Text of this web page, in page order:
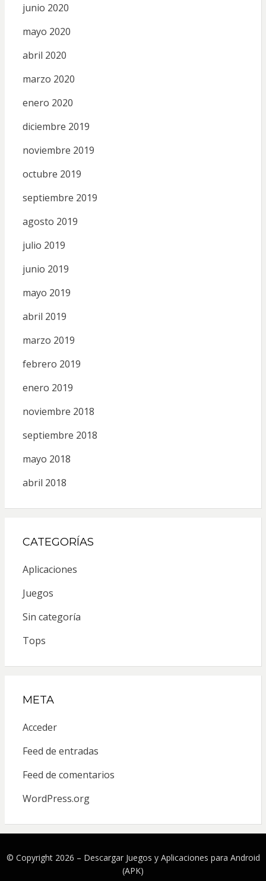
junio 2020
mayo 2020
abril 2020
marzo 2020
enero 2020
diciembre 2019
noviembre 2019
octubre 2019
septiembre 2019
agosto 2019
julio 2019
junio 2019
mayo 2019
abril 2019
marzo 2019
febrero 2019
enero 2019
noviembre 2018
septiembre 2018
mayo 2018
abril 2018
CATEGORÍAS
Aplicaciones
Juegos
Sin categoría
Tops
META
Acceder
Feed de entradas
Feed de comentarios
WordPress.org
© Copyright 2026 – Descargar Juegos y Aplicaciones para Android
(APK)